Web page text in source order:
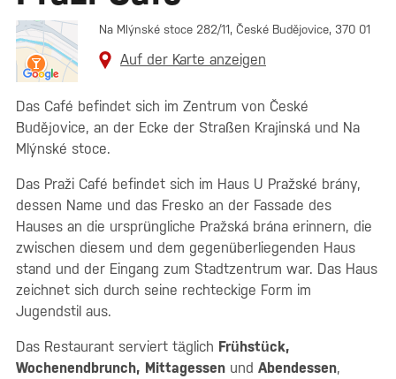
Na Mlýnské stoce 282/11, České Budějovice, 370 01
Auf der Karte anzeigen
Das Café befindet sich im Zentrum von České
Budějovice, an der Ecke der Straßen Krajinská und Na
Mlýnské stoce.
Das Praži Café befindet sich im Haus U Pražské brány,
dessen Name und das Fresko an der Fassade des
Hauses an die ursprüngliche Pražská brána erinnern, die
zwischen diesem und dem gegenüberliegenden Haus
stand und der Eingang zum Stadtzentrum war. Das Haus
zeichnet sich durch seine rechteckige Form im
Jugendstil aus.
Das Restaurant serviert täglich Frühstück,
Wochenendbrunch, Mittagessen und Abendessen,